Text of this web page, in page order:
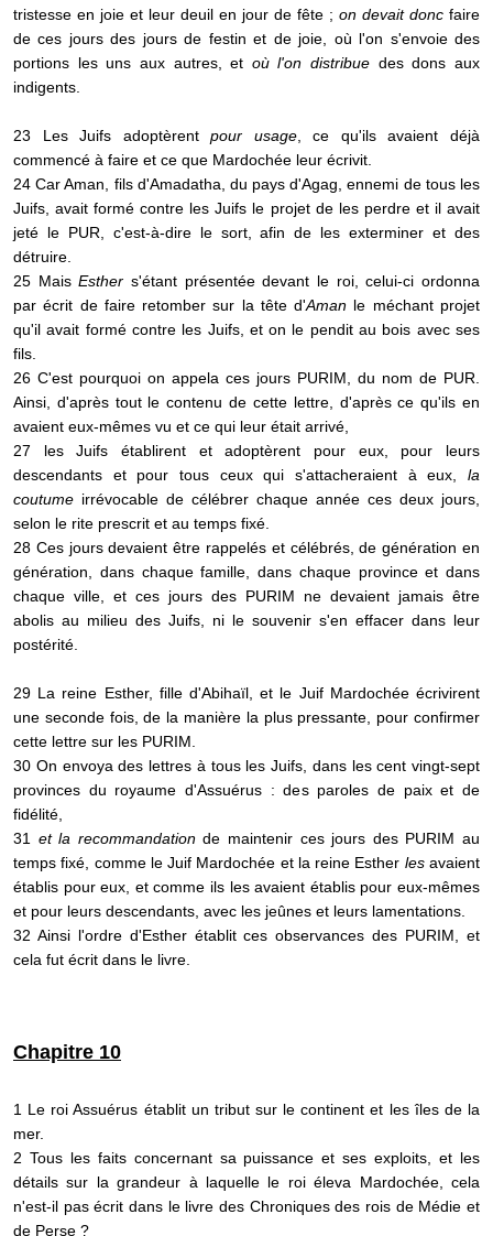
tristesse en joie et leur deuil en jour de fête ; on devait donc faire
de ces jours des jours de festin et de joie, où l'on s'envoie des
portions les uns aux autres, et où l'on distribue des dons aux
indigents.
23 Les Juifs adoptèrentpour usage, ce qu'ils avaient déjà
commencé à faire et ce que Mardochée leur écrivit.
24 Car Aman, fils d'Amadatha, du pays d'Agag, ennemi de tous les
Juifs, avait formé contre les Juifs le projet de les perdre et il avait
jeté le PUR, c'est-à-dire le sort, afin de les exterminer et des
détruire.
25 MaisEsther s'étant présentée devant le roi, celui-ci ordonna
par écrit de faire retomber sur la tête d'Aman le méchant projet
qu'il avait formé contre les Juifs, et on le pendit au bois avec ses
fils.
26 C'est pourquoi on appela ces jours PURIM, du nom de PUR.
Ainsi, d'après tout le contenu de cette lettre, d'après ce qu'ils en
avaient eux-mêmes vu et ce qui leur était arrivé,
27 les Juifs établirent et adoptèrent pour eux, pour leurs
descendants et pour tous ceux qui s'attacheraient à eux, la
coutume irrévocable de célébrer chaque année ces deux jours,
selon le rite prescrit et au temps fixé.
28 Ces jours devaient être rappelés et célébrés, de génération en
génération, dans chaque famille, dans chaque province et dans
chaque ville, et ces jours des PURIM ne devaient jamais être
abolis au milieu des Juifs, ni le souvenir s'en effacer dans leur
postérité.
29 La reine Esther, fille d'Abihaïl, et le Juif Mardochée écrivirent
une seconde fois, de la manière la plus pressante, pour confirmer
cette lettre sur les PURIM.
30 On envoya des lettres à tous les Juifs, dans les cent vingt-sept
provinces du royaume d'Assuérus : des paroles de paix et de
fidélité,
31 et la recommandationde maintenir ces jours des PURIM au
temps fixé, comme le Juif Mardochée et la reine Esther lesavaient
établis pour eux, et comme ils les avaient établis pour eux-mêmes
et pour leurs descendants, avec les jeûnes et leurs lamentations.
32 Ainsi l'ordre d'Esther établit ces observances des PURIM, et
cela fut écrit dans le livre.
Chapitre 10
1 Le roi Assuérus établit un tribut sur le continent et les îles de la
mer.
2 Tous les faits concernant sa puissance et ses exploits, et les
détails sur la grandeur à laquelle le roi éleva Mardochée, cela
n'est-il pas écrit dans le livre des Chroniques des rois de Médie et
de Perse ?